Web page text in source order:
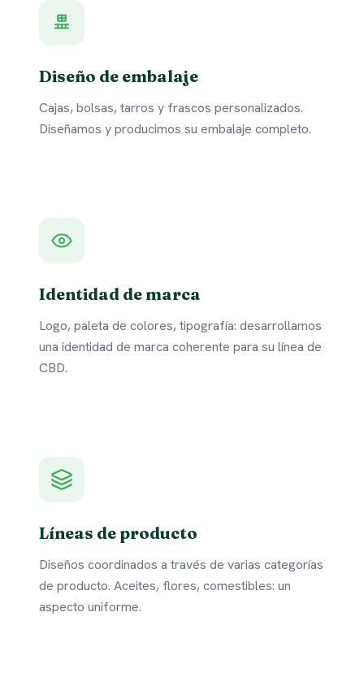
Diseño de embalaje
Cajas, bolsas, tarros y frascos personalizados.
Diseñamos y producimos su embalaje completo.
Identidad de marca
Logo, paleta de colores, tipografía: desarrollamos
una identidad de marca coherente para su línea de
CBD.
Líneas de producto
Diseños coordinados a través de varias categorías
de producto. Aceites, flores, comestibles: un
aspecto uniforme.